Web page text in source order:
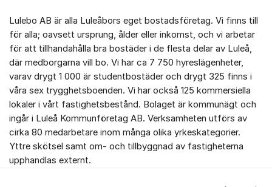
Lulebo AB är alla Luleåbors eget bostadsföretag. Vi finns till
för alla; oavsett ursprung, ålder eller inkomst, och vi arbetar
för att tillhandahålla bra bostäder i de flesta delar av Luleå,
där medborgarna vill bo. Vi har ca 7 750 hyreslägenheter,
varav drygt 1 000 är studentbostäder och drygt 325 finns i
våra sex trygghetsboenden. Vi har också 125 kommersiella
lokaler i vårt fastighetsbestånd. Bolaget är kommunägt och
ingår i Luleå Kommunföretag AB. Verksamheten utförs av
cirka 80 medarbetare inom många olika yrkeskategorier.
Yttre skötsel samt om- och tillbyggnad av fastigheterna
upphandlas externt.